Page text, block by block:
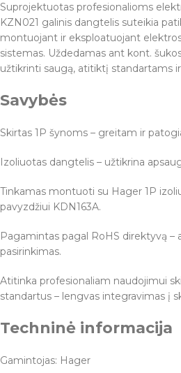
Suprojektuotas profesionalioms
KZN021 galinis dangtelis suteikia
montuojant ir eksploatuojant
sistemas. Uždedamas ant kont.
užtikrinti saugą, atitiktį standartams
Savybės
Skirtas 1P šynoms – greitam ir
Izoliuotas dangtelis – užtikrina
Tinkamas montuoti su Hager 1P
pavyzdžiui KDN163A.
Pagamintas pagal RoHS direktyvą –
pasirinkimas.
Atitinka profesionaliam naudojimui
standartus – lengvas integravimas į
Techninė informacija
Gamintojas: Hager